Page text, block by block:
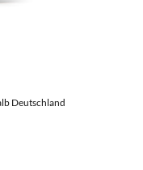
Deutschland